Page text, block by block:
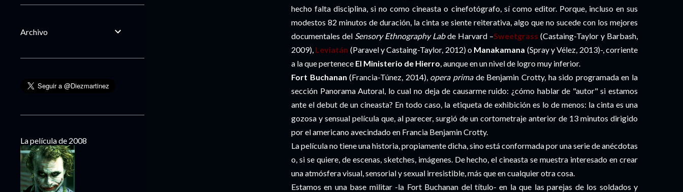
hecho falta disciplina, si no como cineasta o cinefotógrafo, sí como editor. Porque, incluso en sus
modestos 82 minutos de duración, la cinta se siente reiterativa, algo que no sucede con los mejores
documentales del Sensory Ethnography Labde Harvard –Sweetgrass (Castaing-Taylor y Barbash,
2009), Leviatán (Paravel y Castaing-Taylor, 2012) o Manakamana (Spray y Vélez, 2013)-, corriente
a la que pertenece El Ministerio de Hierro , aunque en un nivel de logro muy inferior.
Fort Buchanan (Francia-Túnez, 2014), opera primade Benjamin Crotty, ha sido programada en la
sección Panorama Autoral, lo cual no deja de causarme ruido: ¿cómo hablar de "autor" si estamos
ante el debut de un cineasta? En todo caso, la etiqueta de exhibición es lo de menos: la cinta es una
gozosa y sensual película que, al parecer, surgió de un cortometraje anterior de 13 minutos dirigido
por el americano avecindado en Francia Benjamin Crotty.
La película no tiene una historia, propiamente dicha, sino está conformada por una serie de anécdotas
o, si se quiere, de escenas, sketches, imágenes. De hecho, el cineasta se muestra interesado en crear
una atmósfera visual, sensorial y sexual irresistible, más que en cualquier otra cosa.
Estamos en una base militar -la Fort Buchanan del título- en la que las parejas de los soldados y
Archivo
La película de 2008